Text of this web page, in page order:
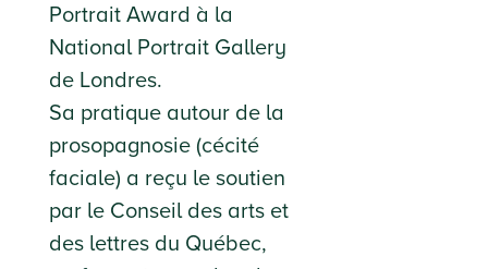
Portrait Award à la
National Portrait Gallery
de Londres.
Sa pratique autour de la
prosopagnosie (cécité
faciale) a reçu le soutien
par le Conseil des arts et
des lettres du Québec,